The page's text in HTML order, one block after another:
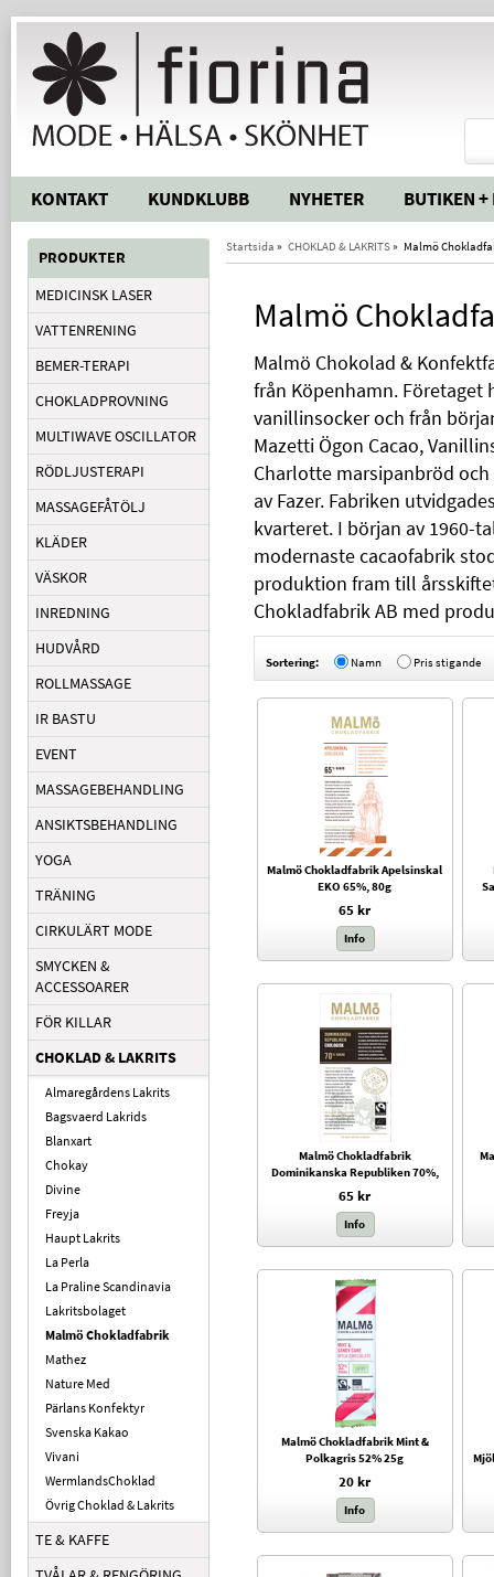
KONTAKT KUNDKLUBB NYHETER BUTIKEN +
PRODUKTER
MEDICINSK LASER
VATTENRENING
BEMER-TERAPI
CHOKLADPROVNING
MULTIWAVE OSCILLATOR
RÖDLJUSTERAPI
MASSAGEFÅTÖLJ
KLÄDER
VÄSKOR
INREDNING
HUDVÅRD
ROLLMASSAGE
IR BASTU
EVENT
MASSAGEBEHANDLING
ANSIKTSBEHANDLING
YOGA
TRÄNING
CIRKULÄRT MODE
SMYCKEN &
ACCESSOARER
FÖR KILLAR
CHOKLAD & LAKRITS
Almaregårdens Lakrits
Bagsvaerd Lakrids
Blanxart
Chokay
Divine
Freyja
Haupt Lakrits
La Perla
La Praline Scandinavia
Lakritsbolaget
Malmö Chokladfabrik
Mathez
Nature Med
Pärlans Konfektyr
Svenska Kakao
Vivani
WermlandsChoklad
Övrig Choklad & Lakrits
TE & KAFFE
Startsida » CHOKLAD & LAKRITS» Malmö
Malmö
Malmö Chokolad &
från Köpenhamn.
vanillinsocker och från
Mazetti Ögon Cacao,
Charlotte marsipanbröd och
av Fazer. Fabriken
kvarteret. I början av 1960-
modernaste cacaofabrik
produktion fram till
Chokladfabrik AB med
Sortering: Namn Pris stigande
Malmö Chokladfabrik Apelsinskal
EKO 65%, 80g
65 kr
Info
Malmö Chokladfabrik
Dominikanska Republiken 70%,
80g
65 kr
Info
Malmö Chokladfabrik Mint &
Polkagris 52% 25g
20 kr
Info